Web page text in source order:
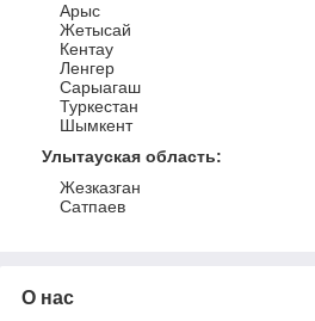
Арыс
Жетысай
Кентау
Ленгер
Сарыагаш
Туркестан
Шымкент
Улытауская область:
Жезказган
Сатпаев
О нас